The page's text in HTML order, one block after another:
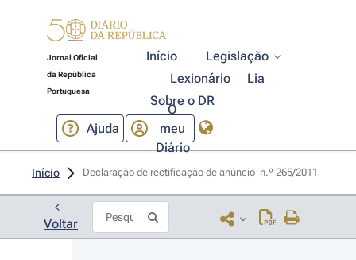
Jornal Oficial
da República
Portuguesa
Início
Legislação
Lexionário
Lia
Sobre o DR
Ajuda
O
meu
Diário
Início Declaração de rectificação de anúncio  n.º 265/2011
Voltar